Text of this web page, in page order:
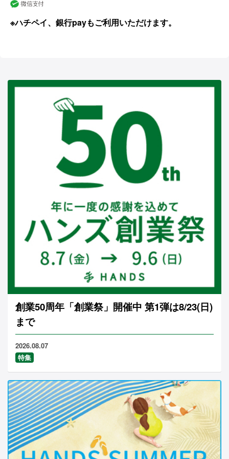
※ハチペイ、銀行payもご利用いただけます。
創業50周年「創業祭」開催中 第1弾は8/23(日)
まで
2026.08.07
特集